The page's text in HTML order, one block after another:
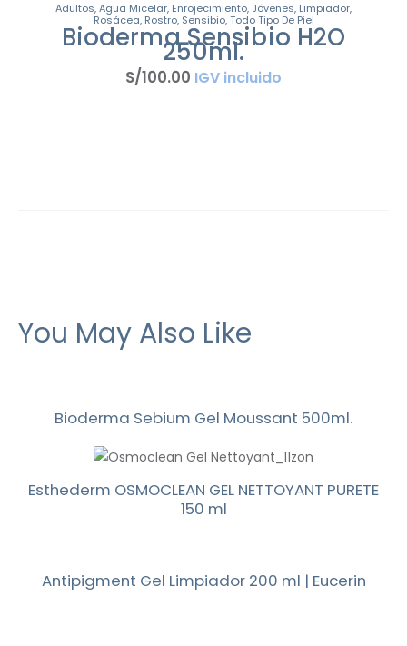
Adultos,Agua Micelar, Enrojecimiento, Jóvenes, Limpiador,
Rosácea, Rostro, Sensibio,Todo Tipo De Piel
Bioderma Sensibio H2O
250ml.
S/100.00 IGV incluido
You May Also Like
Bioderma Sebium Gel Moussant 500ml.
Esthederm OSMOCLEAN GEL NETTOYANT PURETE
150 ml
Antipigment Gel Limpiador 200 ml | Eucerin